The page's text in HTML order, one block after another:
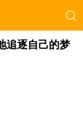
追逐自己的梦